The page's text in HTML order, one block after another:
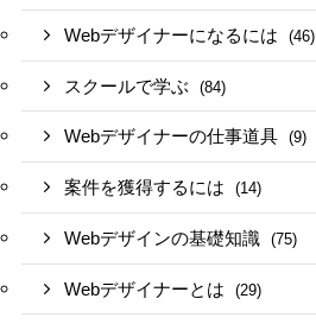
Webデザイナーになるには (46)
スクールで学ぶ (84)
Webデザイナーの仕事道具 (9)
案件を獲得するには (14)
Webデザインの基礎知識 (75)
Webデザイナーとは (29)